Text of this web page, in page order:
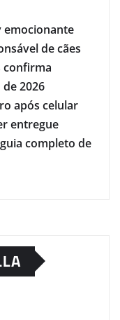
emocionante
de cães
confirma
2026
após celular
entregue
completo de